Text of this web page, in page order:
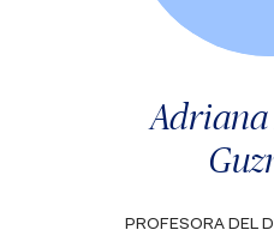
PROFESORA DEL